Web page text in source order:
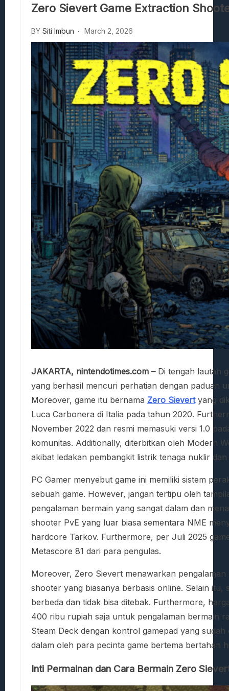
Stranded Alien Dawn: Cara
Desolate: Tips Bertahan Dan Strategi
Zero Sievert Game Extraction
BY Siti Imbun March 2, 2026
JAKARTA, nintendotimes.com –Di tengah lautan
yang berhasil mencuri perhatian dengan paduan
Moreover, game itu bernama Zero Sievertyang
Luca Carbonera di Italia pada tahun 2020.
November 2022 dan resmi memasuki versi 1.0
komunitas. Additionally, diterbitkan oleh Modern
akibat ledakan pembangkit listrik tenaga nuklir
PC Gamer menyebut game ini memiliki sistem
sebuah game. However, jangan tertipu oleh
pengalaman bermain yang sangat dalam dan
shooter PvE yang luar biasa sementara NME
hardcore Tarkov. Furthermore, per Juli 2025
Metascore 81 dari para pengulas.
Moreover, Zero Sievert menawarkan
shooter yang biasanya berbasis online. Selain itu,
berbeda dan tidak bisa ditebak. Furthermore,
400 ribu rupiah saja untuk pengalaman bermain
Steam Deck dengan kontrol gamepad yang
dalam oleh para pecinta game bertema bertahan
Inti Permainan dan Cara Bermain Zero